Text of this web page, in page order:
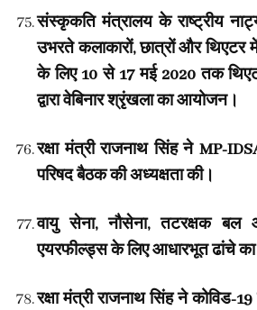
संस्कृकति मंत्रालय के राष्ट्रीय
उभरते कलाकारों, छात्रों और थिएटर
के लिए 10 से 17 मई 2020 तक
द्वारा वेबिनार श्रृंखला का आयोजन।
रक्षा मंत्री राजनाथ सिंह ने MP-
परिषद बैठक की अध्यक्षता की।
वायु सेना, नौसेना, तटरक्षक
एयरफील्ड्स के लिए आधारभूत ढांचे
रक्षा मंत्री राजनाथ सिंह ने